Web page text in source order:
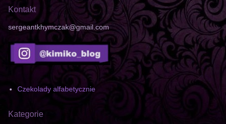
Kontakt
sergeantkhymczak@gmail.com
Czekolady alfabetycznie
Kategorie